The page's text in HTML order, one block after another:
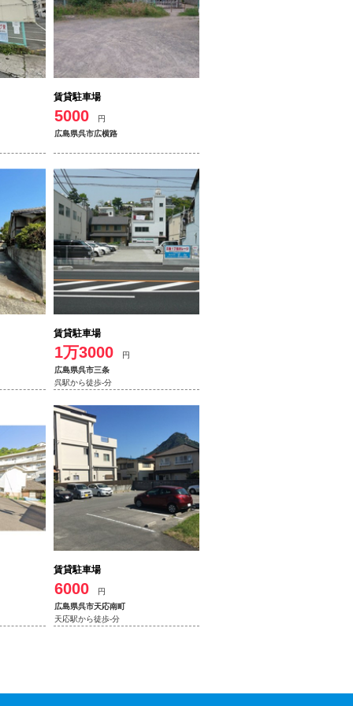
賃貸駐車場
5000
円
広島県呉市広横路
賃貸駐車場
1万3000
円
広島県呉市三条
呉駅から徒歩-分
賃貸駐車場
6000
円
広島県呉市天応南町
天応駅から徒歩-分